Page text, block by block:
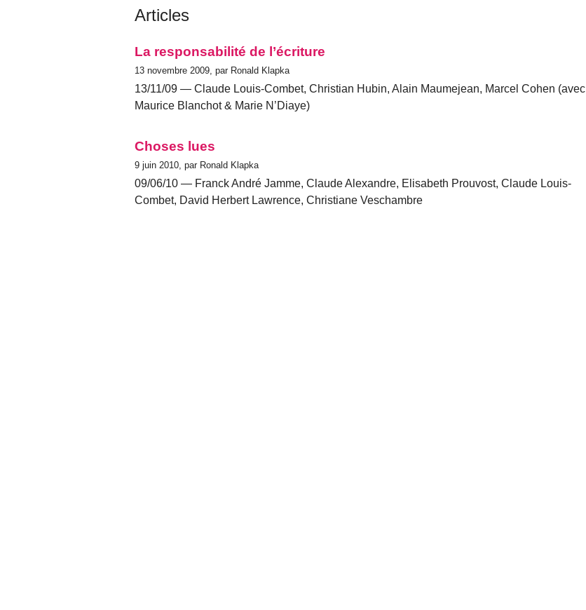
Articles
La responsabilité de l’écriture
13 novembre 2009, par Ronald Klapka
13/11/09 — Claude Louis-Combet, Christian Hubin, Alain Maumejean, Marcel Cohen (avec
Maurice Blanchot & Marie N’Diaye)
Choses lues
9 juin 2010, par Ronald Klapka
09/06/10 — Franck André Jamme, Claude Alexandre, Elisabeth Prouvost, Claude Louis-
Combet, David Herbert Lawrence, Christiane Veschambre